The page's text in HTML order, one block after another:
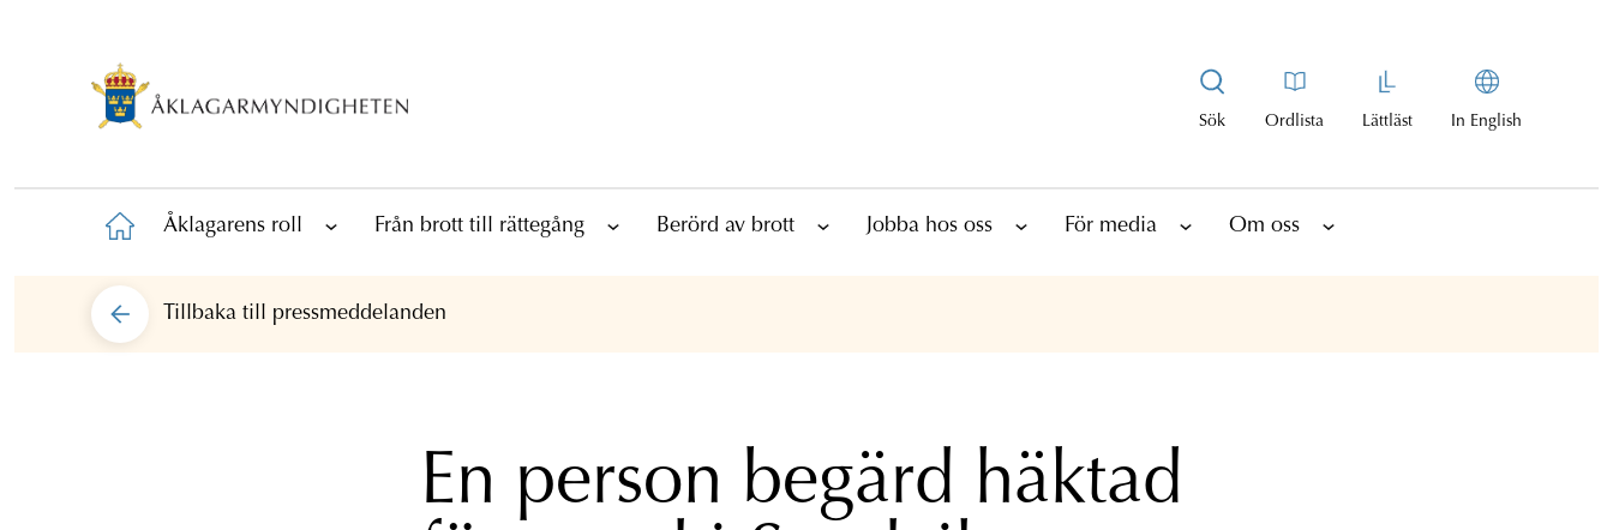
Sök Ordlista Lättläst In English
Åklagarens roll Från brott till rättegång Berörd av brott Jobba hos oss För media Om oss
Tillbaka till pressmeddelanden
En person begärd häktad